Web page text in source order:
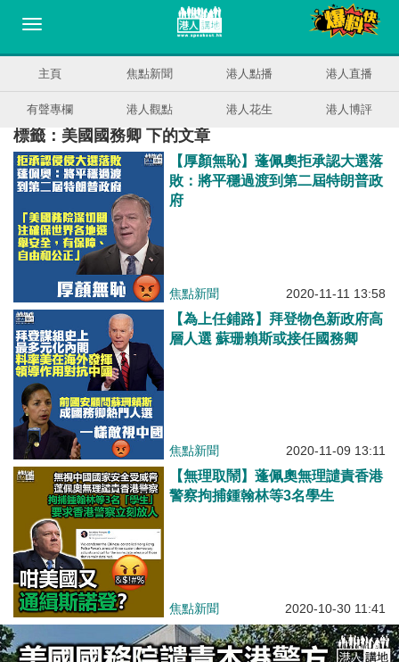
主頁 焦點新聞 港人點播 港人直播
有聲專欄 港人觀點 港人花生 港人博評
標籤：美國國務卿 下的文章
【厚顏無恥】蓬佩奧拒承認大選落
敗：將平穩過渡到第二屆特朗普政
府
焦點新聞 2020-11-11 13:58
【為上任鋪路】拜登物色新政府高
層人選 蘇珊賴斯或接任國務卿
焦點新聞 2020-11-09 13:11
【無理取鬧】蓬佩奧無理譴責香港
警察拘捕鍾翰林等3名學生
焦點新聞 2020-10-30 11:41